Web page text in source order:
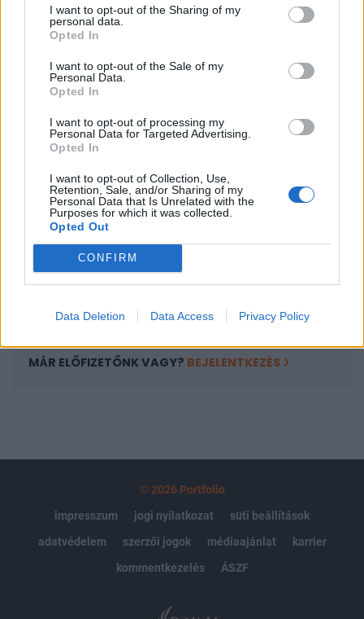
I want to opt-out of the Sharing of my
personal data.
Opted In
I want to opt-out of the Sale of my
Personal Data.
Opted In
I want to opt-out of processing my
Personal Data for Targeted Advertising.
Opted In
I want to opt-out of Collection, Use,
Retention, Sale, and/or Sharing of my
Personal Data that Is Unrelated with the
Purposes for which it was collected.
Opted Out
CONFIRM
Data Deletion Data Access Privacy Policy
okozott nagy meglepetéseket, a legolcsóbban a likvid és
biztonságos eszközökbe fektető pénzpiaci és
KEDVES OLVASÓNK!
A keresett cikk a portfolio.hu hírarchívumához
tartozik, melynek olvasása előfizetéses
regisztrációhoz kötött.
Az előfizetés a következőket tartalmazza:
Portfolio.hu teljes cikkarchívum
Kötéslisták: BÉT elmúlt 2 év napon belüli
kötéslistái
MÁR ELŐFIZETŐNK VAGY? BEJELENTKEZÉS
© 2026 Portfolio
impresszum
jogi nyilatkozat
süti beállítások
adatvédelem
szerzői jogok médiaajánlat
karrier
kommentkezelés
ÁSZF